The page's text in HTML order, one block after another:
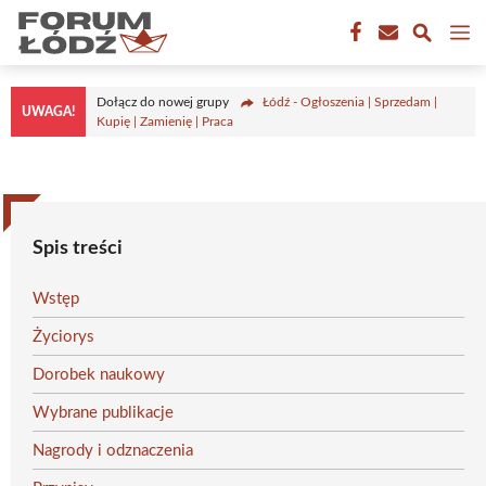
Przejdź
treści
UWAGA!
Dołącz do nowej grupy
Łódź - Ogłoszenia | Sprzedam |
Kupię | Zamienię | Praca
Spis treści
Wstęp
Życiorys
Dorobek naukowy
Wybrane publikacje
Nagrody i odznaczenia